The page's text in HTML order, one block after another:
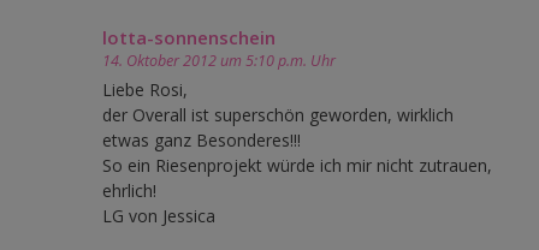
lotta-sonnenschein
14. Oktober 2012 um 5:10 p.m. Uhr
Liebe Rosi,
der Overall ist superschön geworden, wirklich
etwas ganz Besonderes!!!
So ein Riesenprojekt würde ich mir nicht zutrauen,
ehrlich!
LG von Jessica